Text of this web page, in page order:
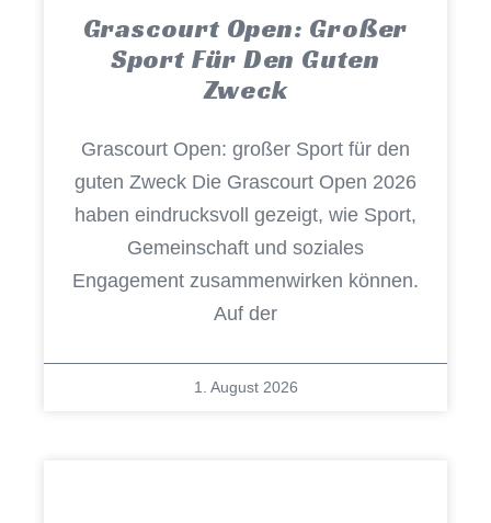
Grascourt Open: Großer
Sport Für Den Guten
Zweck
Grascourt Open: großer Sport für den
guten Zweck Die Grascourt Open 2026
haben eindrucksvoll gezeigt, wie Sport,
Gemeinschaft und soziales
Engagement zusammenwirken können.
Auf der
1. August 2026